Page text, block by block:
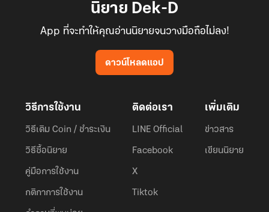
นิยาย Dek-D
App ที่จะทำให้คุณอ่านนิยายจนวางมือถือไม่ลง!
ดาวน์โหลดแอป
วิธีการใช้งาน
วิธีเติม Coin / ชำระเงิน
วิธีซื้อนิยาย
คู่มือการใช้งาน
กติกาการใช้งาน
ติดต่อเรา
LINE Official
Facebook
X
Tiktok
เพิ่มเติม
ข่าวสาร
เขียนนิยาย